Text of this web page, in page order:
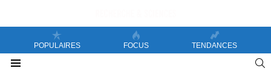
POPULAIRES FOCUS TENDANCES